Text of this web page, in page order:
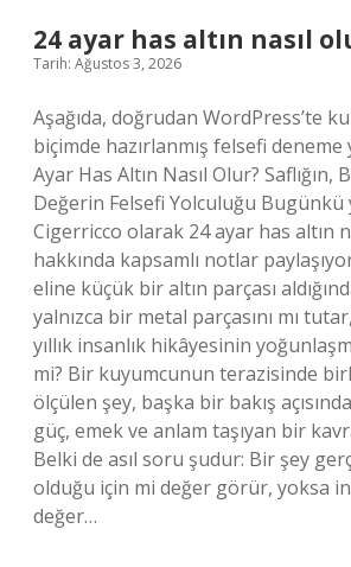
24 ayar has altın nasıl
Tarih: Ağustos 3, 2026
Aşağıda, doğrudan WordPress’te
biçimde hazırlanmış felsefi deneme
Ayar Has Altın Nasıl Olur? Saflığın,
Değerin Felsefi Yolculuğu Bugünkü
Cigerricco olarak 24 ayar has altın
hakkında kapsamlı notlar
eline küçük bir altın parçası
yalnızca bir metal parçasını mı
yıllık insanlık hikâyesinin
mi? Bir kuyumcunun terazisinde
ölçülen şey, başka bir bakış
güç, emek ve anlam taşıyan bir
Belki de asıl soru şudur: Bir şey
olduğu için mi değer görür, yoksa
değer…